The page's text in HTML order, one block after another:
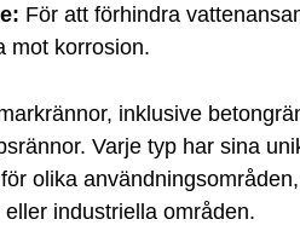
För att förhindra
mot korrosion.
inklusive
Varje typ har sina
olika
industriella områden.